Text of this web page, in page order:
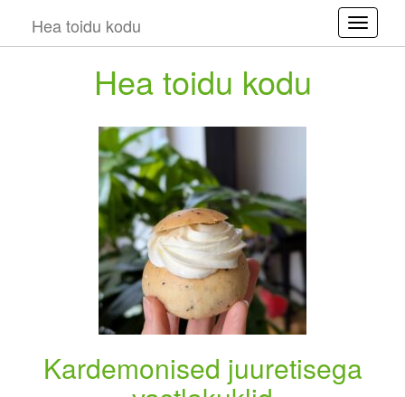
Hea toidu kodu
Hea toidu kodu
Kardemonised juuretisega